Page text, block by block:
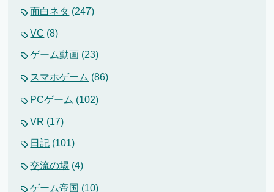
面白ネタ (247)
VC (8)
ゲーム動画 (23)
スマホゲーム (86)
PCゲーム (102)
VR (17)
日記 (101)
交流の場 (4)
ゲーム帝国 (10)